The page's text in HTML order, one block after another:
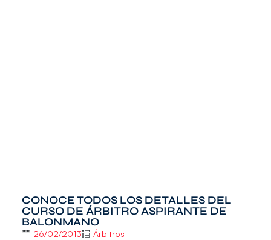
CONOCE TODOS LOS DETALLES DEL
CURSO DE ÁRBITRO ASPIRANTE DE
BALONMANO
26/02/2013 Árbitros